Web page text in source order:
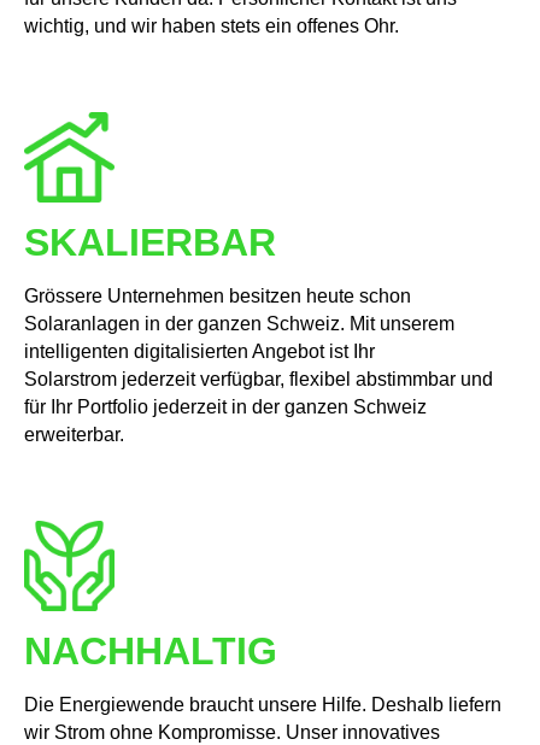
wichtig, und wir haben stets ein offenes Ohr.
SKALIERBAR
Grössere Unternehmen besitzen heute schon
Solaranlagen in der ganzen Schweiz. Mit unserem
intelligenten digitalisierten Angebot ist Ihr
Solarstrom jederzeit verfügbar, flexibel abstimmbar und
für Ihr Portfolio jederzeit in der ganzen Schweiz
erweiterbar.
NACHHALTIG
Die Energiewende braucht unsere Hilfe. Deshalb liefern
wir Strom ohne Kompromisse. Unser innovatives